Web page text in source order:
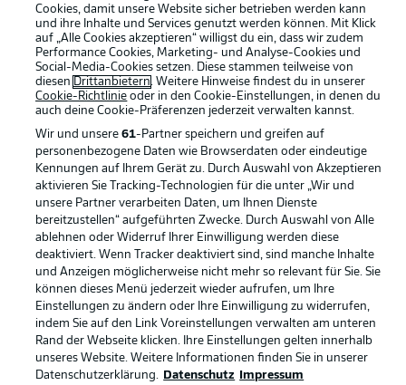
Rechtliche Hinweise Voreinstellungen verwalten
Datenschutz Nutzungsbedingungen
Kontakt Jobs
Impressum Partner
Spieler Liveticker
AGB
Cookies, damit unsere Website sicher betrieben werden kann
und ihre Inhalte und Services genutzt werden können. Mit Klick
auf „Alle Cookies akzeptieren“ willigst du ein, dass wir zudem
Performance Cookies, Marketing- und Analyse-Cookies und
Social-Media-Cookies setzen. Diese stammen teilweise von
diesen Drittanbietern. Weitere Hinweise findest du in unserer
Cookie-Richtlinie oder in den Cookie-Einstellungen, in denen du
auch deine Cookie-Präferenzen jederzeit verwalten kannst.
Wir und unsere61-Partner speichern und greifen auf
personenbezogene Daten wie Browserdaten oder eindeutige
Kennungen auf Ihrem Gerät zu. Durch Auswahl von Akzeptieren
aktivieren Sie Tracking-Technologien für die unter „Wir und
unsere Partner verarbeiten Daten, um Ihnen Dienste
bereitzustellen“ aufgeführten Zwecke. Durch Auswahl von Alle
ablehnen oder Widerruf Ihrer Einwilligung werden diese
deaktiviert. Wenn Tracker deaktiviert sind, sind manche Inhalte
und Anzeigen möglicherweise nicht mehr so relevant für Sie. Sie
können dieses Menü jederzeit wieder aufrufen, um Ihre
Einstellungen zu ändern oder Ihre Einwilligung zu widerrufen,
indem Sie auf den Link Voreinstellungen verwalten am unteren
Rand der Webseite klicken. Ihre Einstellungen gelten innerhalb
unseres Website. Weitere Informationen finden Sie in unserer
Datenschutzerklärung.
Datenschutz Impressum